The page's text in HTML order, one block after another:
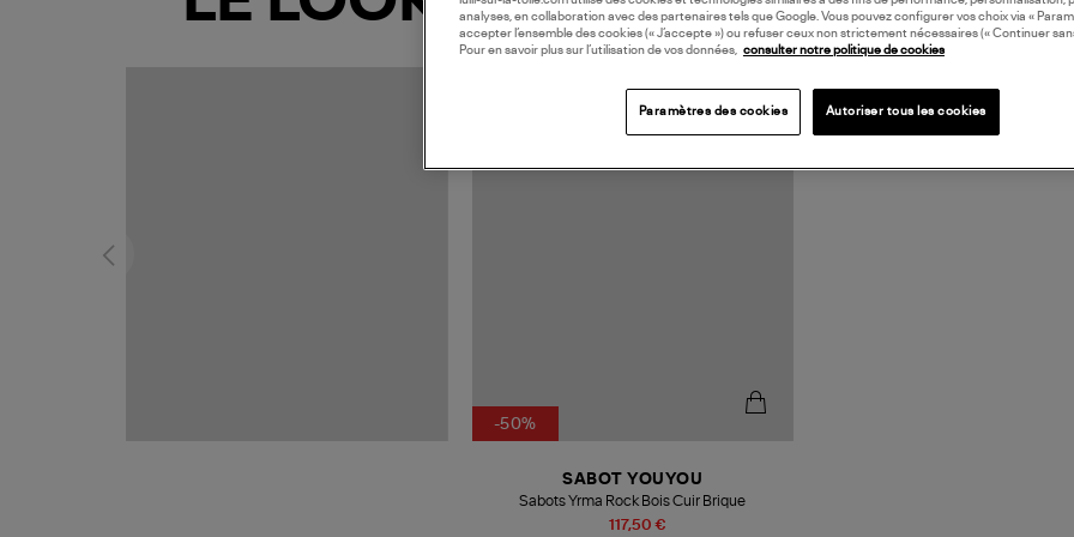
-50%
117,50 €
SABOT YOUYOU
Sabots Yrma Rock Bois Cuir Brique
analyses, en collaboration avec des partenaires tels que Google. Vous pouvez configurer vos choix via «
accepter l’ensemble des cookies (« J’accepte ») ou refuser ceux non strictement nécessaires (« Continuer
Pour en savoir plus sur l’utilisation de vos données, consulter notre politique de cookies
Paramètres des cookies Autoriser tous les cookies